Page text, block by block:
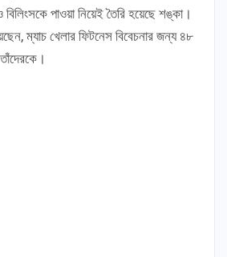
পাওয়া নিয়েই তৈরি হয়েছে শঙ্কা।
ম্যাচ খেলার ফিটনেস বিবেচনার জন্য ৪৮